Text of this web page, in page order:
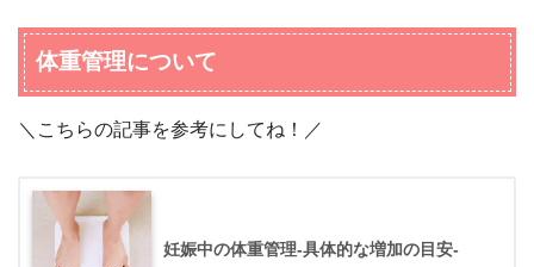
体重管理について
＼こちらの記事を参考にしてね！／
妊娠中の体重管理-具体的な増加の目安-